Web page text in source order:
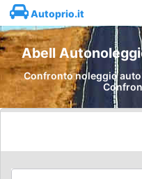
Autoprio.it
Abell
Confronto noleggio